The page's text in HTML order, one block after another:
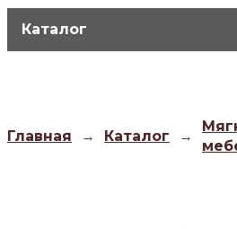
Каталог
Главная → Каталог →